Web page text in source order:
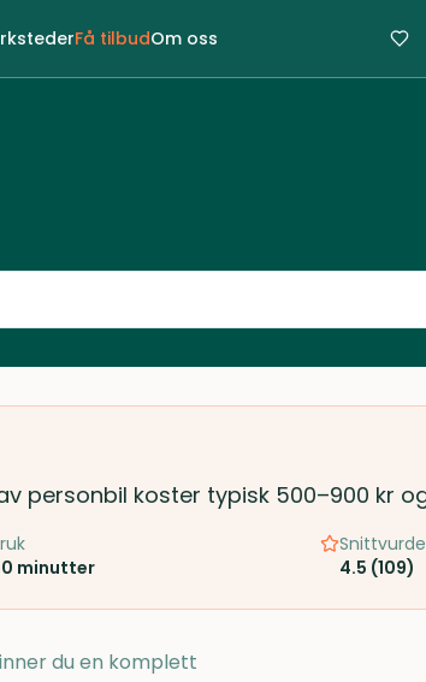
Få tilbudOm oss
personbil koster typisk 500–900 kr
minutter
4.5 (109)
du en komplett